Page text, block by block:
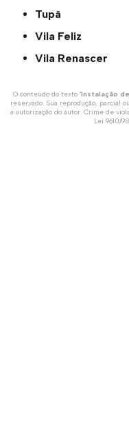
Tupã
Vila Feliz
Vila Renascer
O conteúdo do texto "Instalação
reservado. Sua reprodução, parcial
a autorização do autor. Crime de
Lei 9610/